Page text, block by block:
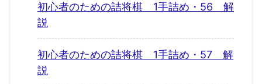
初心者のための詰将棋 1手詰め・56 解
説
初心者のための詰将棋 1手詰め・57 解
説